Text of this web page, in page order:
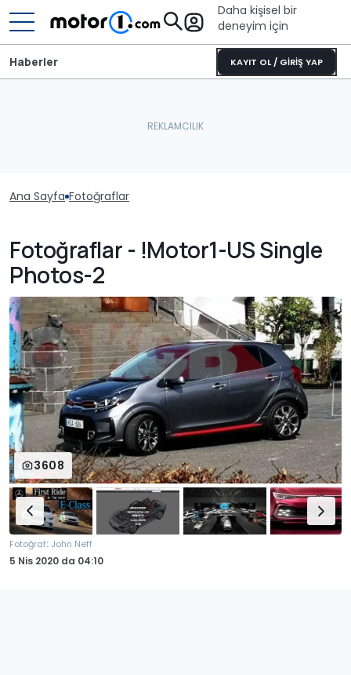
Daha kişisel bir
deneyim için
KAYIT OL / GİRİŞ YAP
Haberler
Ana Sayfa Fotoğraflar
Fotoğraflar - !Motor1-US Single
Photos-2
3608
Fotoğraf: John Neff
5 Nis 2020 da 04:10